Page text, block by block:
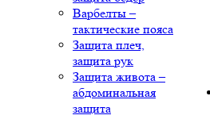
Варбелты –
тактические пояса
Защита плеч,
защита рук
Защита живота –
абдоминальная
защита